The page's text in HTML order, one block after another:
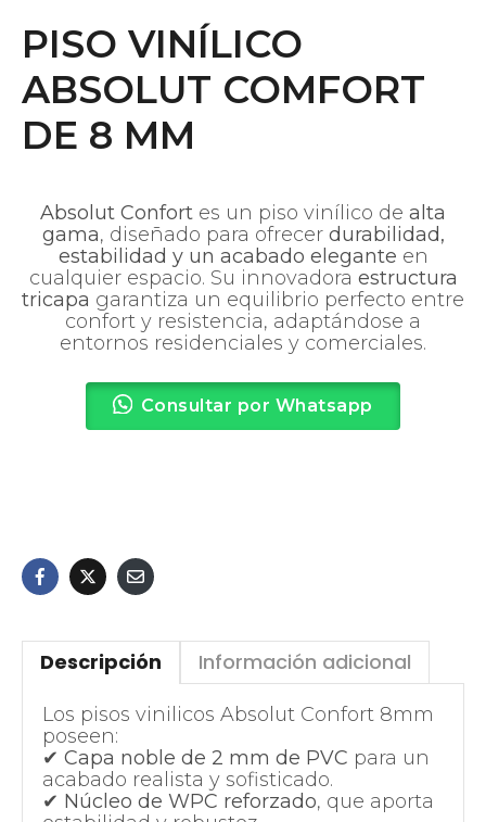
PISO VINÍLICO
ABSOLUT COMFORT
DE 8 MM
Absolut Confort es un piso vinílico de alta
gama, diseñado para ofrecer durabilidad,
estabilidad y un acabado elegante en
cualquier espacio. Su innovadora estructura
tricapa garantiza un equilibrio perfecto entre
confort y resistencia, adaptándose a
entornos residenciales y comerciales.
Consultar por Whatsapp
Descripción Información adicional
Los pisos vinilicos Absolut Confort 8mm
poseen:
✔ Capa noble de 2 mm de PVC para un
acabado realista y sofisticado.
✔ Núcleo de WPC reforzado, que aporta